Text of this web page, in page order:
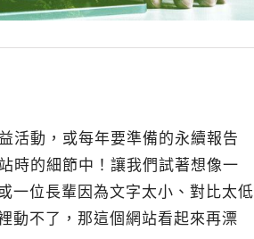
活動，或每年要準備的永續報告
時的細節中！讓我們試著想像一
一位長輩因為文字太小、對比太低
動不了，那這個網站看起來再漂